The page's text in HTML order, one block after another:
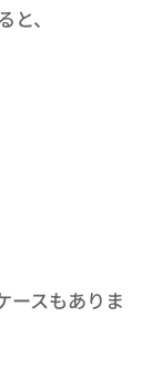
、
ースもありま